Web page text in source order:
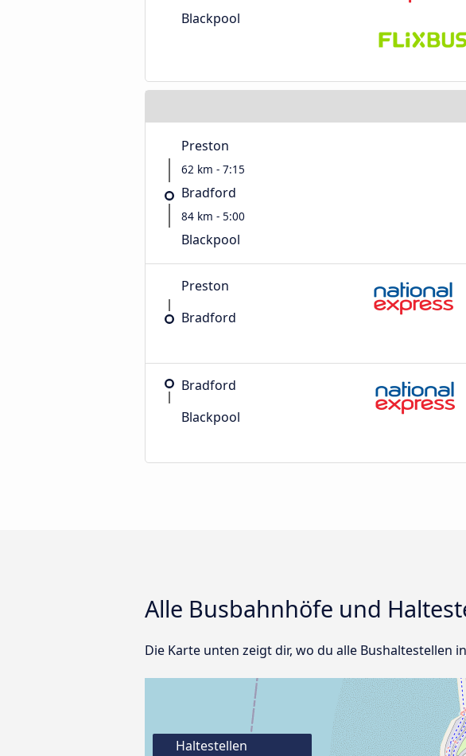
Blackpool
Preston
62 km - 7:15
Bradford
84 km - 5:00
Blackpool
Preston
Bradford
Bradford
Blackpool
Alle Busbahnhöfe und
Die Karte unten zeigt dir, wo du alle Bushaltestellen
Haltestellen